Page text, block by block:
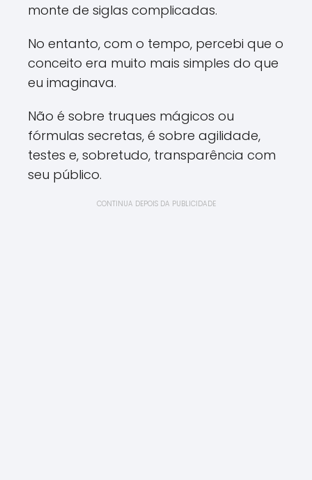
monte de siglas complicadas.
No entanto, com o tempo, percebi que o
conceito era muito mais simples do que
eu imaginava.
Não é sobre truques mágicos ou
fórmulas secretas, é sobre agilidade,
testes e, sobretudo, transparência com
seu público.
CONTINUA DEPOIS DA PUBLICIDADE